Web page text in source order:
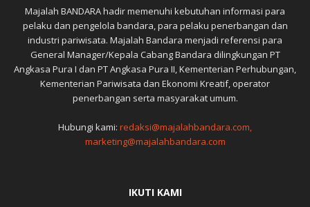
Majalah BANDARA hadir memenuhi kebutuhan informasi para
pelaku dan pengelola bandara, para pelaku penerbangan dan
industri pariwisata. Majalah Bandara menjadi referensi para
General Manager/Kepala Cabang Bandara dilingkungan PT
Angkasa Pura I dan PT Angkasa Pura II, Kementerian Perhubungan,
Kementerian Pariwisata dan Ekonomi Kreatif, operator
penerbangan serta masyarakat umum.
Hubungi kami: redaksi@majalahbandara.com,
marketing@majalahbandara.com
IKUTI KAMI